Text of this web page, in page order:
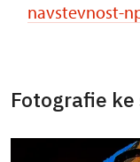
navstevnost-
Fotografie